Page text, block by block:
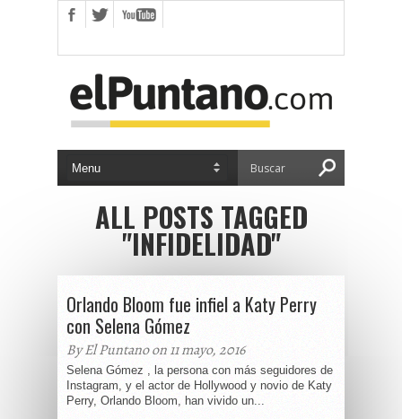
ALL POSTS TAGGED
"INFIDELIDAD"
Orlando Bloom fue infiel a Katy Perry
con Selena Gómez
By El Puntano on 11 mayo, 2016
Selena Gómez , la persona con más seguidores de
Instagram, y el actor de Hollywood y novio de Katy
Perry, Orlando Bloom, han vivido un...